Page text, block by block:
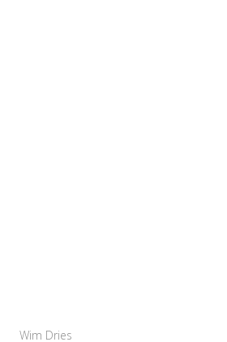
Wim Dries